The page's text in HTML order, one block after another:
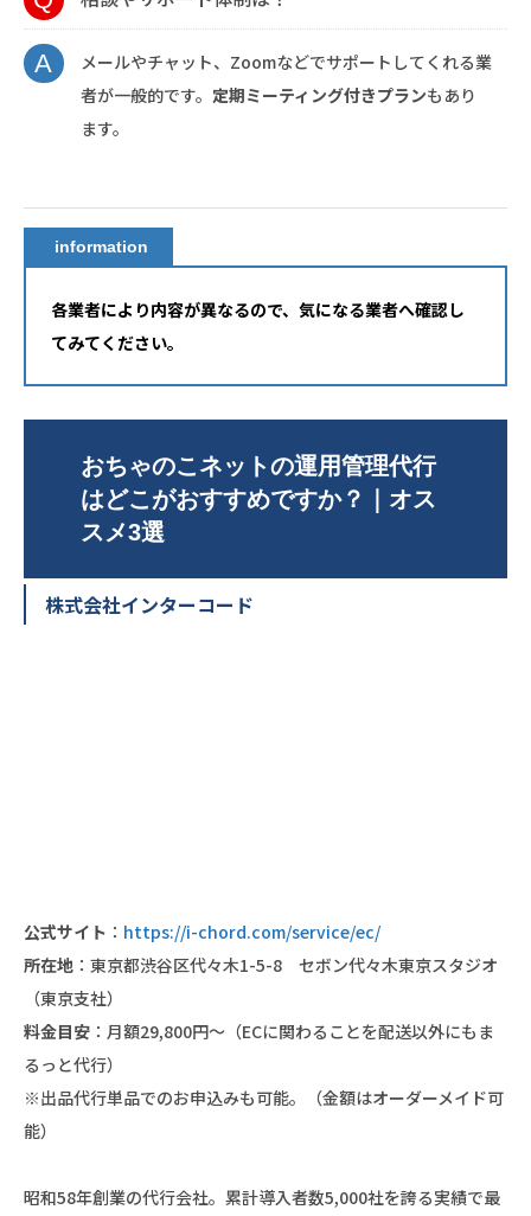
メールやチャット、Zoomなどでサポートしてくれる業
者が一般的です。 定期ミーティング付きプランもあり
ます。
information
各業者により内容が異なるので、気になる業者へ確認し
てみてください。
おちゃのこネットの運用管理代行
はどこがおすすめですか？｜オス
スメ3選
株式会社インターコード
公式サイト ： https://i-chord.com/service/ec/
所在地 ：東京都渋谷区代々木1-5-8 セボン代々木東京スタジオ
（東京支社）
料金目安 ：月額29,800円〜（ECに関わることを配送以外にもま
るっと代行）
※出品代行単品でのお申込みも可能。（金額はオーダーメイド可
能）
昭和58年創業の代行会社。累計導入者数5,000社を誇る実績で最